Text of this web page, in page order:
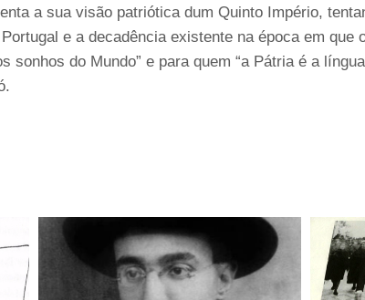
a sua visão patriótica dum Quinto Império,
e a decadência existente na época em que
sonhos do Mundo” e para quem “a Pátria é a